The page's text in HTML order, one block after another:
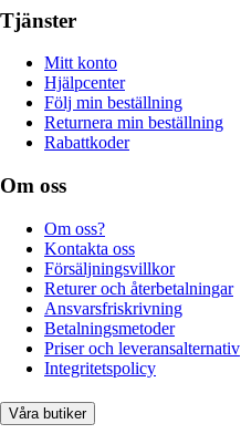
Tjänster
Mitt konto
Hjälpcenter
Följ min beställning
Returnera min beställning
Rabattkoder
Om oss
Om oss?
Kontakta oss
Försäljningsvillkor
Returer och återbetalningar
Ansvarsfriskrivning
Betalningsmetoder
Priser och leveransalternativ
Integritetspolicy
Våra butiker